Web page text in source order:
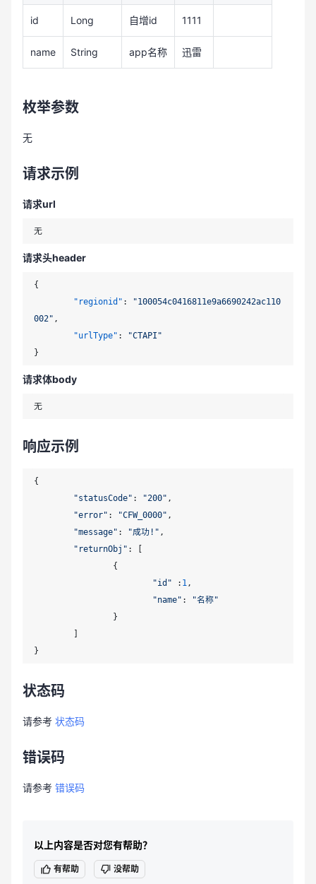
id Long 自增id 1111
name String app名称 迅雷
枚举参数
无
请求示例
请求url
无
请求头header
{
"regionid" :
"100054c0416811e9a6690242ac110
002" ,
"urlType" :
"CTAPI"
}
请求体body
无
响应示例
{
"statusCode" : "200" ,
"error" : "CFW_0000" ,
"message" : "成功!" ,
"returnObj" : [
"id" : 1 ,
"name" :
"名称"
状态码
请参考 状态码
错误码
请参考 错误码
以上内容是否对您有帮助？
有帮助 没帮助